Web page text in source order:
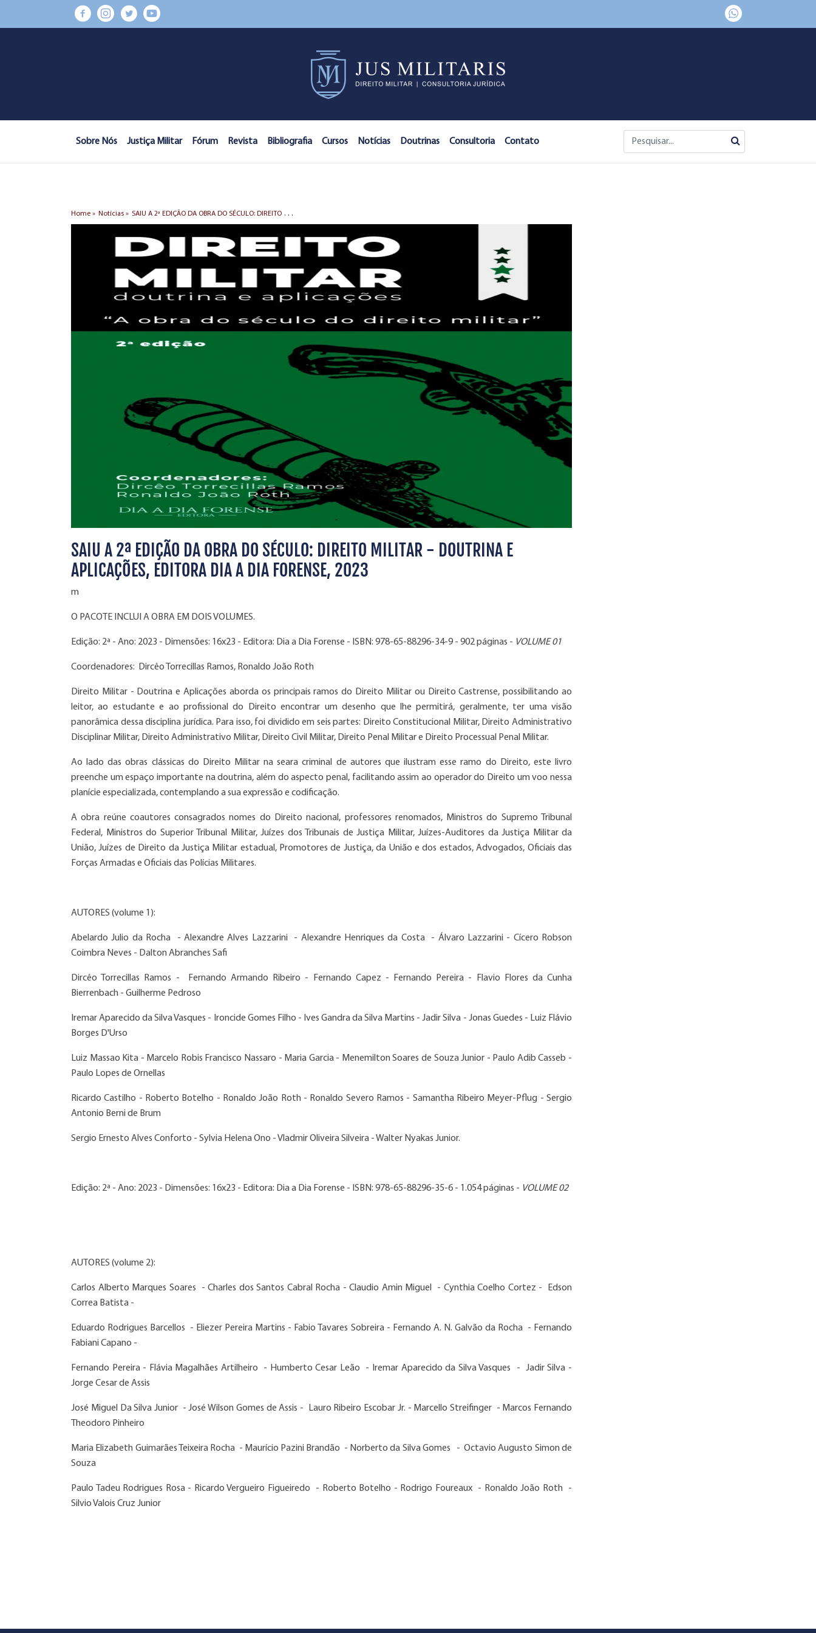
Sobre Nós Justiça Militar Fórum Revista Bibliografia Cursos Notícias Doutrinas Consultoria Contato
Home » Notícias » S
AIU A 2ª EDIÇÃO DA OBRA DO SÉCULO: DIREITO MILITAR - DOUTRINA E APLICAÇÕES, EDITORA DIA A DIA FORENSE, 2023
SAIU A 2ª EDIÇÃO DA OBRA DO SÉCULO: DIREITO MILITAR - DOUTRINA E
APLICAÇÕES, EDITORA DIA A DIA FORENSE, 2023
m
O PACOTE INCLUI A OBRA EM DOIS VOLUMES.
Edição: 2ª - Ano: 2023 - Dimensões: 16x23 - Editora: Dia a Dia Forense - ISBN: 978-65-88296-34-9 - 902 páginas - VOLUME 01
Coordenadores: Dircêo Torrecillas Ramos, Ronaldo João Roth
Direito Militar - Doutrina e Aplicações aborda os principais ramos do Direito Militar ou Direito Castrense, possibilitando ao
leitor, ao estudante e ao profissional do Direito encontrar um desenho que lhe permitirá, geralmente, ter uma visão
panorâmica dessa disciplina jurídica. Para isso, foi dividido em seis partes: Direito Constitucional Militar, Direito Administrativo
Disciplinar Militar, Direito Administrativo Militar, Direito Civil Militar, Direito Penal Militar e Direito Processual Penal Militar.
Ao lado das obras clássicas do Direito Militar na seara criminal de autores que ilustram esse ramo do Direito, este livro
preenche um espaço importante na doutrina, além do aspecto penal, facilitando assim ao operador do Direito um voo nessa
planície especializada, contemplando a sua expressão e codificação.
A obra reúne coautores consagrados nomes do Direito nacional, professores renomados, Ministros do Supremo Tribunal
Federal, Ministros do Superior Tribunal Militar, Juízes dos Tribunais de Justiça Militar, Juízes-Auditores da Justiça Militar da
União, Juízes de Direito da Justiça Militar estadual, Promotores de Justiça, da União e dos estados, Advogados, Oficiais das
Forças Armadas e Oficiais das Polícias Militares.
AUTORES (volume 1):
Abelardo Julio da Rocha - Alexandre Alves Lazzarini - Alexandre Henriques da Costa - Álvaro Lazzarini - Cícero Robson
Coimbra Neves - Dalton Abranches Safi
Dircêo Torrecillas Ramos - Fernando Armando Ribeiro - Fernando Capez - Fernando Pereira - Flavio Flores da Cunha
Bierrenbach - Guilherme Pedroso
Iremar Aparecido da Silva Vasques - Ironcide Gomes Filho - Ives Gandra da Silva Martins - Jadir Silva - Jonas Guedes - Luiz Flávio
Borges D'Urso
Luiz Massao Kita - Marcelo Robis Francisco Nassaro - Maria Garcia - Menemilton Soares de Souza Junior - Paulo Adib Casseb -
Paulo Lopes de Ornellas
Ricardo Castilho - Roberto Botelho - Ronaldo João Roth - Ronaldo Severo Ramos - Samantha Ribeiro Meyer-Pflug - Sergio
Antonio Berni de Brum
Sergio Ernesto Alves Conforto - Sylvia Helena Ono - Vladmir Oliveira Silveira - Walter Nyakas Junior.
Edição: 2ª - Ano: 2023 - Dimensões: 16x23 - Editora: Dia a Dia Forense - ISBN: 978-65-88296-35-6 - 1.054 páginas - VOLUME 02
AUTORES (volume 2):
Carlos Alberto Marques Soares - Charles dos Santos Cabral Rocha - Claudio Amin Miguel - Cynthia Coelho Cortez - Edson
Correa Batista -
Eduardo Rodrigues Barcellos - Eliezer Pereira Martins - Fabio Tavares Sobreira - Fernando A. N. Galvão da Rocha - Fernando
Fabiani Capano -
Fernando Pereira - Flávia Magalhães Artilheiro - Humberto Cesar Leão - Iremar Aparecido da Silva Vasques - Jadir Silva -
Jorge Cesar de Assis
José Miguel Da Silva Junior - José Wilson Gomes de Assis - Lauro Ribeiro Escobar Jr. - Marcello Streifinger - Marcos Fernando
Theodoro Pinheiro
Maria Elizabeth Guimarães Teixeira Rocha - Maurício Pazini Brandão - Norberto da Silva Gomes - Octavio Augusto Simon de
Souza
Paulo Tadeu Rodrigues Rosa - Ricardo Vergueiro Figueiredo - Roberto Botelho - Rodrigo Foureaux - Ronaldo João Roth -
Silvio Valois Cruz Junior